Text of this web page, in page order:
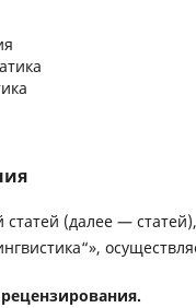
статей (далее —